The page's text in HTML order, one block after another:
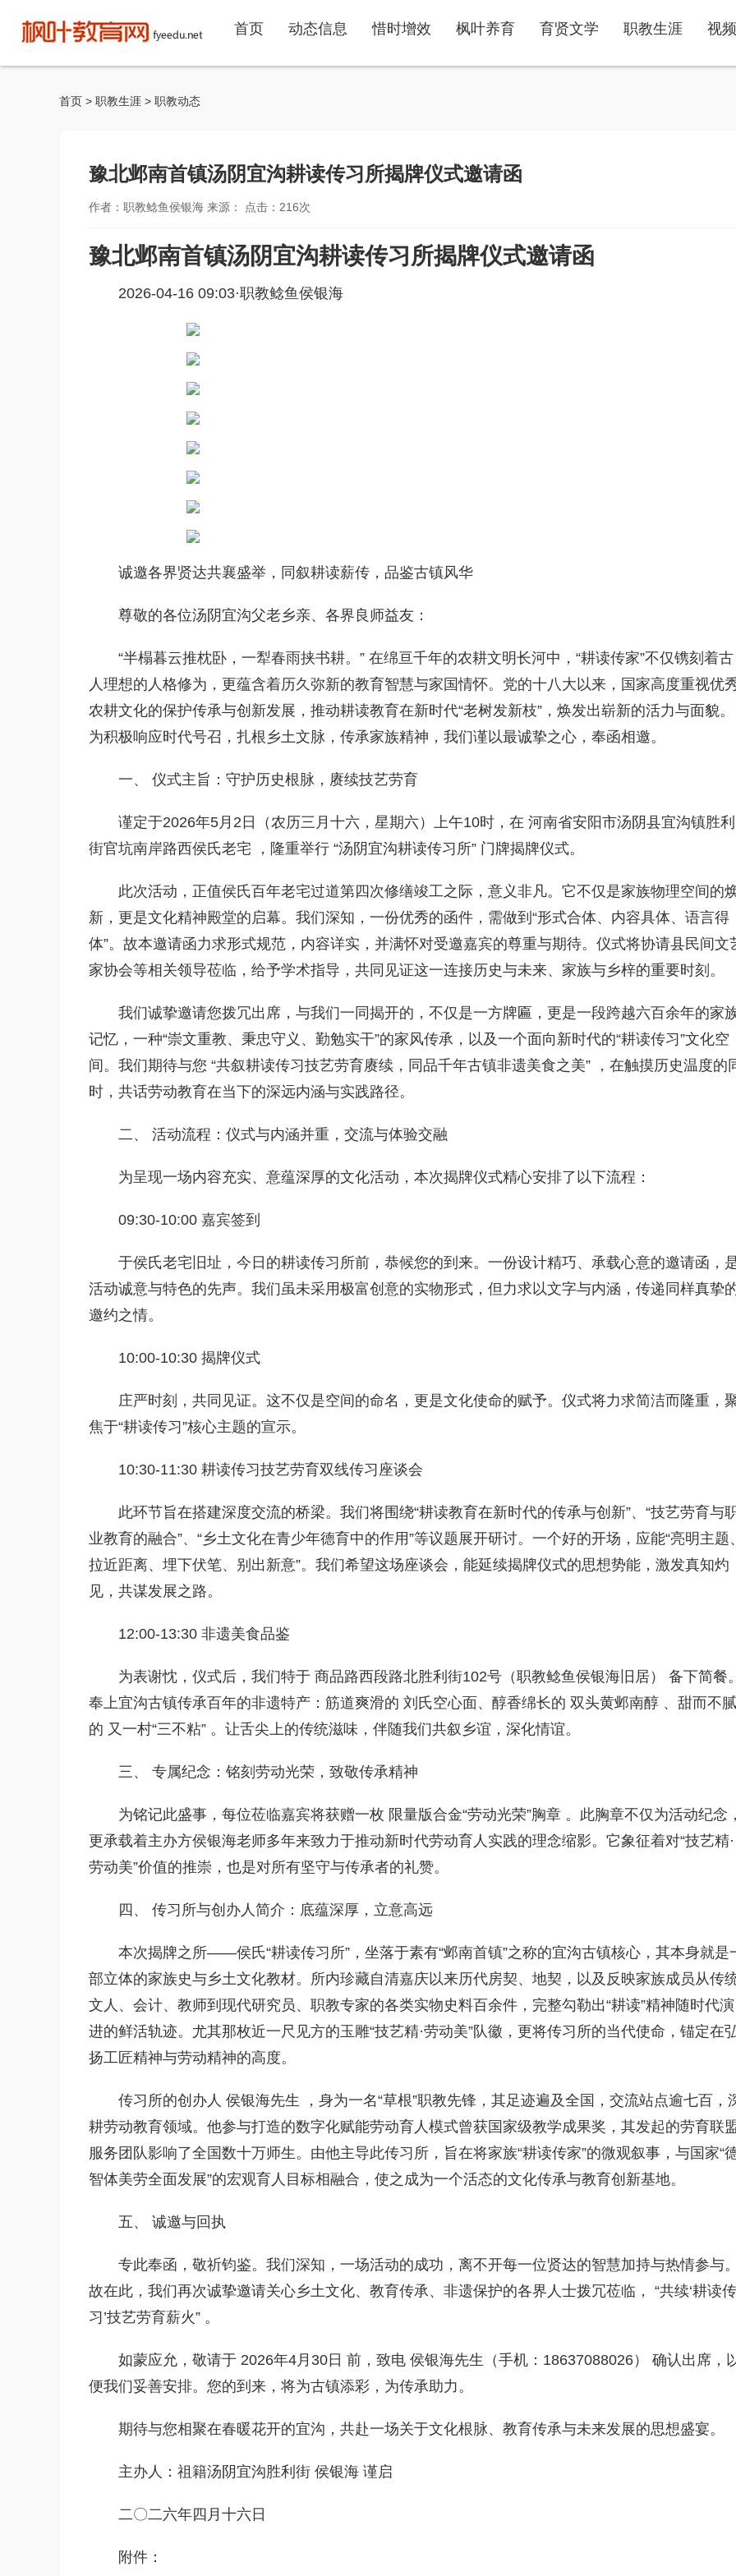
首页 动态信息 惜时增效 枫叶养育 育贤文学 职教生涯 视
首页 > 职教生涯 > 职教动态
豫北邺南首镇汤阴宜沟耕读传习所揭牌仪式邀请函
作者：职教鲶鱼侯银海 来源： 点击： 216次
豫北邺南首镇汤阴宜沟耕读传习所揭牌仪式邀请函
2026-04-16 09:03·职教鲶鱼侯银海
诚邀各界贤达共襄盛举，同叙耕读薪传，品鉴古镇风华
尊敬的各位汤阴宜沟父老乡亲、各界良师益友：
“半榻暮云推枕卧，一犁春雨挟书耕。” 在绵亘千年的农耕文明长河中，“耕读传家”不仅镌刻着古
人理想的人格修为，更蕴含着历久弥新的教育智慧与家国情怀。党的十八大以来，国家高度重视优
农耕文化的保护传承与创新发展，推动耕读教育在新时代“老树发新枝”，焕发出崭新的活力与面貌。
为积极响应时代号召，扎根乡土文脉，传承家族精神，我们谨以最诚挚之心，奉函相邀。
一、 仪式主旨：守护历史根脉，赓续技艺劳育
谨定于2026年5月2日（农历三月十六，星期六）上午10时，在 河南省安阳市汤阴县宜沟镇胜利
街官坑南岸路西侯氏老宅 ，隆重举行 “汤阴宜沟耕读传习所” 门牌揭牌仪式。
此次活动，正值侯氏百年老宅过道第四次修缮竣工之际，意义非凡。它不仅是家族物理空间的
新，更是文化精神殿堂的启幕。我们深知，一份优秀的函件，需做到“形式合体、内容具体、语言得
体”。故本邀请函力求形式规范，内容详实，并满怀对受邀嘉宾的尊重与期待。仪式将协请县民间文
家协会等相关领导莅临，给予学术指导，共同见证这一连接历史与未来、家族与乡梓的重要时刻。
我们诚挚邀请您拨冗出席，与我们一同揭开的，不仅是一方牌匾，更是一段跨越六百余年的家
记忆，一种“崇文重教、秉忠守义、勤勉实干”的家风传承，以及一个面向新时代的“耕读传习”文化空
间。我们期待与您 “共叙耕读传习技艺劳育赓续，同品千年古镇非遗美食之美” ，在触摸历史温度的
时，共话劳动教育在当下的深远内涵与实践路径。
二、 活动流程：仪式与内涵并重，交流与体验交融
为呈现一场内容充实、意蕴深厚的文化活动，本次揭牌仪式精心安排了以下流程：
09:30-10:00 嘉宾签到
于侯氏老宅旧址，今日的耕读传习所前，恭候您的到来。一份设计精巧、承载心意的邀请函，
活动诚意与特色的先声。我们虽未采用极富创意的实物形式，但力求以文字与内涵，传递同样真挚
邀约之情。
10:00-10:30 揭牌仪式
庄严时刻，共同见证。这不仅是空间的命名，更是文化使命的赋予。仪式将力求简洁而隆重，
焦于“耕读传习”核心主题的宣示。
10:30-11:30 耕读传习技艺劳育双线传习座谈会
此环节旨在搭建深度交流的桥梁。我们将围绕“耕读教育在新时代的传承与创新”、“技艺劳育与
业教育的融合”、“乡土文化在青少年德育中的作用”等议题展开研讨。一个好的开场，应能“亮明主题、
拉近距离、埋下伏笔、别出新意”。我们希望这场座谈会，能延续揭牌仪式的思想势能，激发真知灼
见，共谋发展之路。
12:00-13:30 非遗美食品鉴
为表谢忱，仪式后，我们特于 商品路西段路北胜利街102号（职教鲶鱼侯银海旧居） 备下简餐。
奉上宜沟古镇传承百年的非遗特产：筋道爽滑的 刘氏空心面、醇香绵长的 双头黄邺南醇 、甜而不腻
的 又一村“三不粘” 。让舌尖上的传统滋味，伴随我们共叙乡谊，深化情谊。
三、 专属纪念：铭刻劳动光荣，致敬传承精神
为铭记此盛事，每位莅临嘉宾将获赠一枚 限量版合金“劳动光荣”胸章 。此胸章不仅为活动纪念，
更承载着主办方侯银海老师多年来致力于推动新时代劳动育人实践的理念缩影。它象征着对“技艺精·
劳动美”价值的推崇，也是对所有坚守与传承者的礼赞。
四、 传习所与创办人简介：底蕴深厚，立意高远
本次揭牌之所——侯氏“耕读传习所”，坐落于素有“邺南首镇”之称的宜沟古镇核心，其本身就是
部立体的家族史与乡土文化教材。所内珍藏自清嘉庆以来历代房契、地契，以及反映家族成员从传
文人、会计、教师到现代研究员、职教专家的各类实物史料百余件，完整勾勒出“耕读”精神随时代演
进的鲜活轨迹。尤其那枚近一尺见方的玉雕“技艺精·劳动美”队徽，更将传习所的当代使命，锚定在
扬工匠精神与劳动精神的高度。
传习所的创办人 侯银海先生 ，身为一名“草根”职教先锋，其足迹遍及全国，交流站点逾七百，
耕劳动教育领域。他参与打造的数字化赋能劳动育人模式曾获国家级教学成果奖，其发起的劳育联
服务团队影响了全国数十万师生。由他主导此传习所，旨在将家族“耕读传家”的微观叙事，与国家“
智体美劳全面发展”的宏观育人目标相融合，使之成为一个活态的文化传承与教育创新基地。
五、 诚邀与回执
专此奉函，敬祈钧鉴。我们深知，一场活动的成功，离不开每一位贤达的智慧加持与热情参与。
故在此，我们再次诚挚邀请关心乡土文化、教育传承、非遗保护的各界人士拨冗莅临， “共续‘耕读传
习’技艺劳育薪火” 。
如蒙应允，敬请于 2026年4月30日 前，致电 侯银海先生（手机：18637088026） 确认出席，
便我们妥善安排。您的到来，将为古镇添彩，为传承助力。
期待与您相聚在春暖花开的宜沟，共赴一场关于文化根脉、教育传承与未来发展的思想盛宴。
主办人：祖籍汤阴宜沟胜利街 侯银海 谨启
二〇二六年四月十六日
附件：